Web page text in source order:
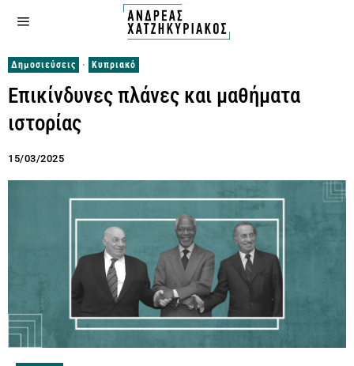
Δημοσιεύσεις · Κυπριακό
Επικίνδυνες πλάνες και μαθήματα
ιστορίας
15/03/2025